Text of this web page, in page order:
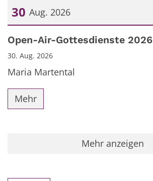
30 Aug. 2026
Datum: 30. August 2026
Open-Air-Gottesdienste 2026
30. Aug. 2026
Maria Martental
Mehr
Mehr anzeigen